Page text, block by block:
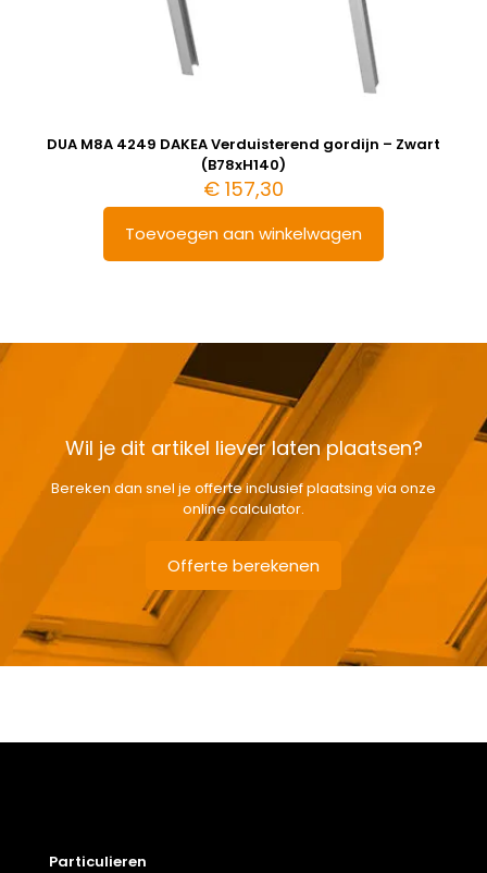
DUA M8A 4249 DAKEA Verduisterend gordijn – Zwart
(B78xH140)
€ 157,30
Toevoegen aan winkelwagen
Wil je dit artikel liever laten plaatsen?
Bereken dan snel je offerte inclusief plaatsing via onze
online calculator.
Offerte berekenen
Particulieren